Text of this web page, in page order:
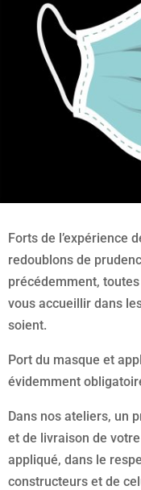
Forts de l’expérience
redoublons de
précédemment,
vous accueillir dans
soient.
Port du masque et
évidemment
Dans nos ateliers, un
et de livraison de
appliqué, dans le
constructeurs et de